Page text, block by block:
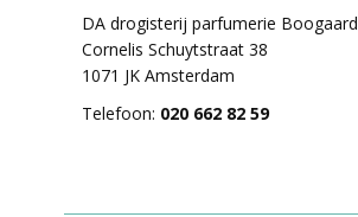
DA drogisterij parfumerie Boogaard
Cornelis Schuytstraat 38
1071 JK Amsterdam
Telefoon: 020 662 82 59